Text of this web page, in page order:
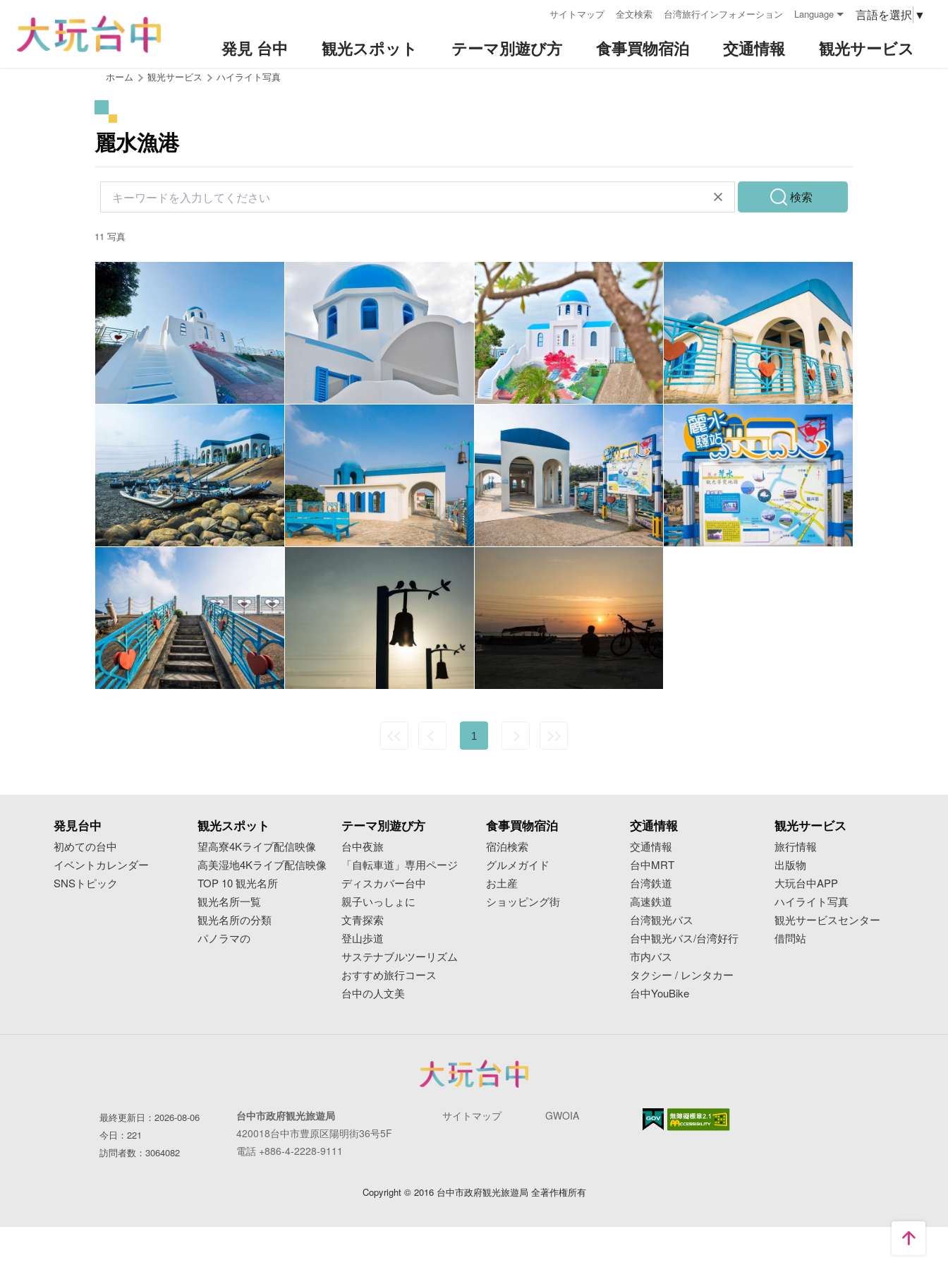
サイトマップ 全文検索 台湾旅行インフォメーション Language 言語を選択 ▼
発見 台中 観光スポット テーマ別遊び方 食事買物宿泊 交通情報 観光サービス
ホーム 観光サービス ハイライト写真
麗水漁港
検索
11 写真
1
発見台中
初めての台中
イベントカレンダー
SNSトピック
観光スポット
望高寮4Kライブ配信映像
高美湿地4Kライブ配信映像
TOP 10 観光名所
観光名所一覧
観光名所の分類
パノラマの
テーマ別遊び方
台中夜旅
「自転車道」専用ページ
ディスカバー台中
親子いっしょに
文青探索
登山歩道
サステナブルツーリズム
おすすめ旅行コース
台中の人文美
食事買物宿泊
宿泊検索
グルメガイド
お土産
ショッピング街
交通情報
交通情報
台中MRT
台湾鉄道
高速鉄道
台湾観光バス
台中観光バス/台湾好行
市内バス
タクシー / レンタカー
台中YouBike
観光サービス
旅行情報
出版物
大玩台中APP
ハイライト写真
観光サービスセンター
借問站
最終更新日：2026-08-06
今日：221
訪問者数：3064082
台中市政府観光旅遊局
420018台中市豊原区陽明街36号5F
電話 +886-4-2228-9111
サイトマップ GWOIA
Copyright © 2016 台中市政府観光旅遊局 全著作権所有